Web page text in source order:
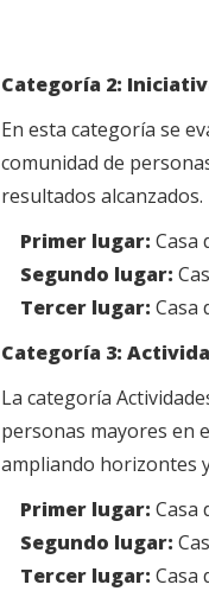
Categoría 2:
En esta categoría se
comunidad de
resultados alcanzados.
Primer lugar: Casa
Segundo lugar:
Tercer lugar: Casa
Categoría 3:
La categoría
personas mayores en
ampliando horizontes
Primer lugar: Casa
Segundo lugar:
Tercer lugar: Casa